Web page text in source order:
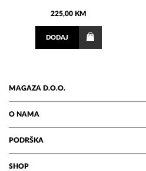
225,00 KM
DODAJ
MAGAZA D.O.O.
O NAMA
PODRŠKA
SHOP